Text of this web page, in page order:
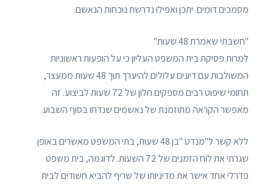
מסמכים דומים. יתכן ואפילו נדרשת נוכחות הנאשם.
"חשבתי שאמרת 48 שעות"
למרות פסיקת בית המשפט העליון כי על הופעות ראשוניות
המשולבות עם דיונים עלולים להיערך תוך 48 שעות ממעצר,
תחומי שיפוט רבים מספקים חלון של 72 שעות לביצוע. זה
מאפשר הקראה מתוזמנת של נאשמים שנדחו בסוף השבוע.
ללא קשר ל"מנדט "בן 48 שעות, בתי המשפט מאשרים באופן
שגרתי את לוח הזמנים של 72 השעות. לדוגמה, בית משפט
פדרלי אחד אישר את מדיניותו של שריף להביא חשודים לבית